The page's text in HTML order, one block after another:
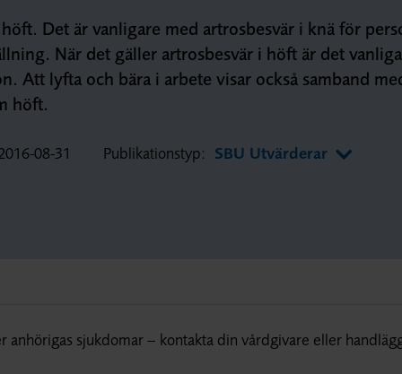
Det är vanligare med artrosbesvär i knä för
När det gäller artrosbesvär i höft är det
Att lyfta och bära i arbete visar också samband
höft.
08-31 Publikationstyp: SBU Utvärderar
anhörigas sjukdomar – kontakta din vårdgivare eller